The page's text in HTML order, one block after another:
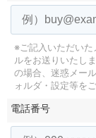
※ご記入いただい
ルをお送りいたしま
の場合、迷惑メー
ォルダ・設定等を
電話番号